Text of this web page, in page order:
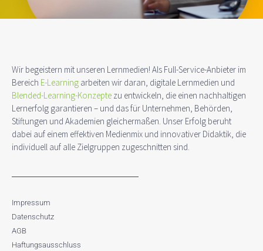
Wir begeistern mit unseren Lernmedien! Als Full-Service-Anbieter im
Bereich E-Learning arbeiten wir daran, digitale Lernmedien und
Blended-Learning-Konzepte zu entwickeln, die einen nachhaltigen
Lernerfolg garantieren – und das für Unternehmen, Behörden,
Stiftungen und Akademien gleichermaßen. Unser Erfolg beruht
dabei auf einem effektiven Medienmix und innovativer Didaktik, die
individuell auf alle Zielgruppen zugeschnitten sind.
Impressum
Datenschutz
AGB
Haftungsausschluss